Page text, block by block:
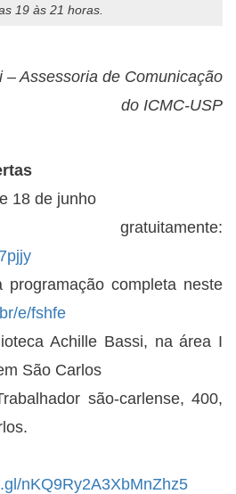
19 às 21 horas.
– Assessoria de Comunicação
do ICMC-USP
18 de junho
gratuitamente:
completa neste
e/fshfe
Achille Bassi, na área I
São Carlos
são-carlense, 400,
nKQ9Ry2A3XbMnZhz5